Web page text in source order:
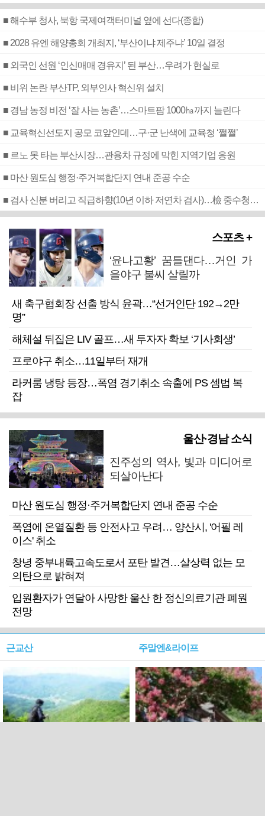
■ 해수부 청사, 북항 국제여객터미널 옆에 선다(종합)
■ 2028 유엔 해양총회 개최지, ‘부산이냐 제주냐’ 10일 결정
■ 외국인 선원 ‘인신매매 경유지’ 된 부산…우려가 현실로
■ 비위 논란 부산TP, 외부인사 혁신위 설치
■ 경남 농정 비전 ‘잘 사는 농촌’…스마트팜 1000㏊까지 늘린다
■ 교육혁신선도지 공모 코앞인데…구·군 난색에 교육청 ‘쩔쩔’
■ 르노 못 타는 부산시장…관용차 규정에 막힌 지역기업 응원
■ 마산 원도심 행정·주거복합단지 연내 준공 수순
■ 검사 신분 버리고 직급하향(10년 이하 저연차 검사)…檢 중수청행 기피
스포츠 +
‘윤나고황’ 꿈틀댄다…거인 가
을야구 불씨 살릴까
새 축구협회장 선출 방식 윤곽…“선거인단 192→2만
명”
해체설 뒤집은 LIV 골프…새 투자자 확보 ‘기사회생’
프로야구 취소…11일부터 재개
라커룸 냉탕 등장…폭염 경기취소 속출에 PS 셈법 복
잡
울산·경남 소식
진주성의 역사, 빛과 미디어로
되살아난다
마산 원도심 행정·주거복합단지 연내 준공 수순
폭염에 온열질환 등 안전사고 우려… 양산시, '어필 레
이스' 취소
창녕 중부내륙고속도로서 포탄 발견…살상력 없는 모
의탄으로 밝혀져
입원환자가 연달아 사망한 울산 한 정신의료기관 폐원
전망
근교산 주말엔&라이프